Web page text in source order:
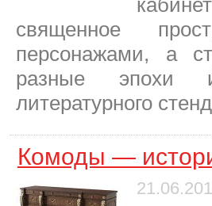
священное
персонажами, а
разные эпохи
литературного
Комоды —